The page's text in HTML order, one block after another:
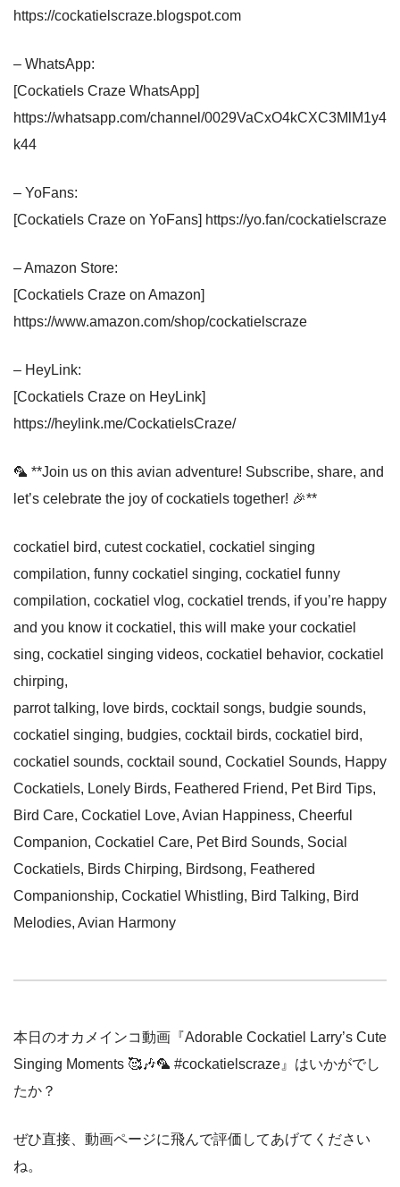
https://cockatielscraze.blogspot.com
– WhatsApp:
[Cockatiels Craze WhatsApp]
https://whatsapp.com/channel/0029VaCxO4kCXC3MlM1y4
k44
– YoFans:
[Cockatiels Craze on YoFans] https://yo.fan/cockatielscraze
– Amazon Store:
[Cockatiels Craze on Amazon]
https://www.amazon.com/shop/cockatielscraze
– HeyLink:
[Cockatiels Craze on HeyLink]
https://heylink.me/CockatielsCraze/
🦜 **Join us on this avian adventure! Subscribe, share, and
let’s celebrate the joy of cockatiels together! 🎉**
cockatiel bird, cutest cockatiel, cockatiel singing
compilation, funny cockatiel singing, cockatiel funny
compilation, cockatiel vlog, cockatiel trends, if you’re happy
and you know it cockatiel, this will make your cockatiel
sing, cockatiel singing videos, cockatiel behavior, cockatiel
chirping,
parrot talking, love birds, cocktail songs, budgie sounds,
cockatiel singing, budgies, cocktail birds, cockatiel bird,
cockatiel sounds, cocktail sound, Cockatiel Sounds, Happy
Cockatiels, Lonely Birds, Feathered Friend, Pet Bird Tips,
Bird Care, Cockatiel Love, Avian Happiness, Cheerful
Companion, Cockatiel Care, Pet Bird Sounds, Social
Cockatiels, Birds Chirping, Birdsong, Feathered
Companionship, Cockatiel Whistling, Bird Talking, Bird
Melodies, Avian Harmony
本日のオカメインコ動画『Adorable Cockatiel Larry’s Cute
Singing Moments 🥰🎶🦜 #cockatielscraze』はいかがでし
たか？
ぜひ直接、動画ページに飛んで評価してあげてください
ね。